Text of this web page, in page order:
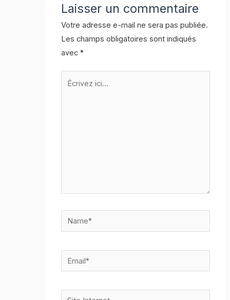
Laisser un commentaire
Votre adresse e-mail ne sera pas publiée.
Les champs obligatoires sont indiqués
avec*
Écrivez
Name*
Email*
Site